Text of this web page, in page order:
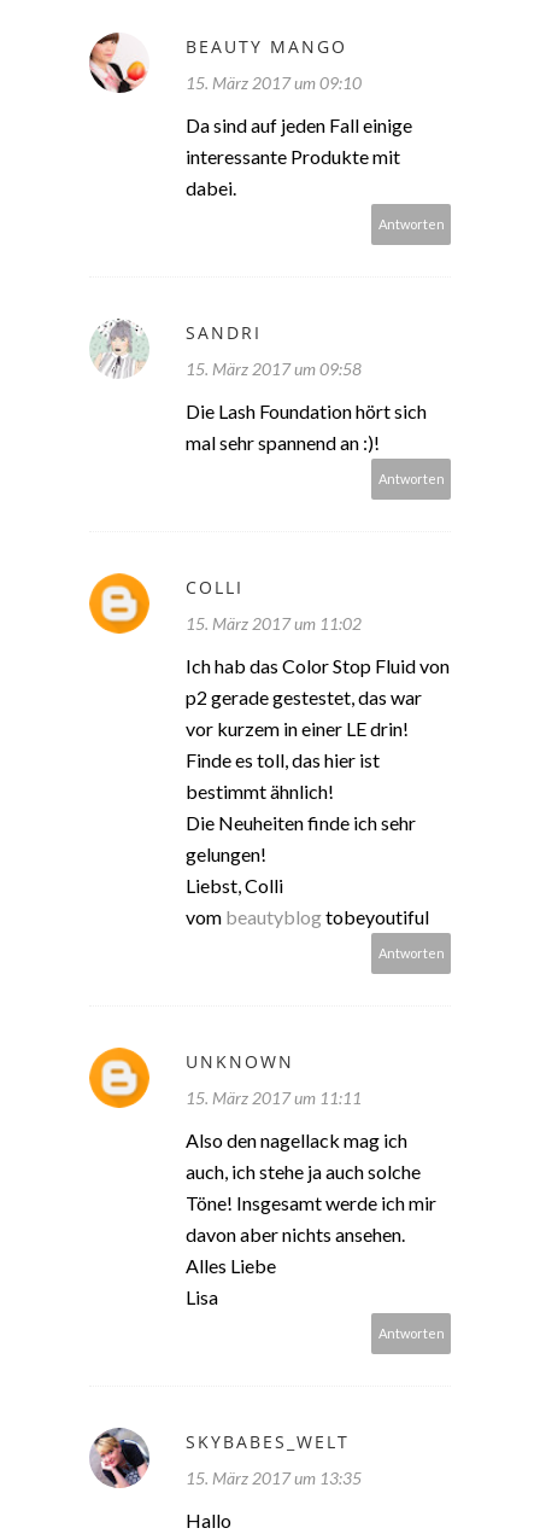
BEAUTY MANGO
15. März 2017 um 09:10
Da sind auf jeden Fall einige
interessante Produkte mit
dabei.
Antworten
SANDRI
15. März 2017 um 09:58
Die Lash Foundation hört sich
mal sehr spannend an :)!
Antworten
COLLI
15. März 2017 um 11:02
Ich hab das Color Stop Fluid von
p2 gerade gestestet, das war
vor kurzem in einer LE drin!
Finde es toll, das hier ist
bestimmt ähnlich!
Die Neuheiten finde ich sehr
gelungen!
Liebst, Colli
vom beautyblogtobeyoutiful
Antworten
UNKNOWN
15. März 2017 um 11:11
Also den nagellack mag ich
auch, ich stehe ja auch solche
Töne! Insgesamt werde ich mir
davon aber nichts ansehen.
Alles Liebe
Lisa
Antworten
SKYBABES_WELT
15. März 2017 um 13:35
Hallo